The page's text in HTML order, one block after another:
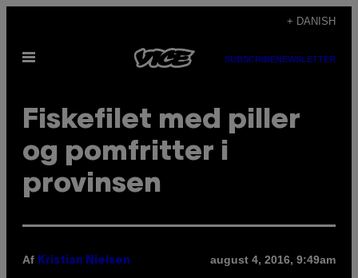
indhold
+ DANISH
Åbn
SUBSCRIBENEWSLETTER
Fiskefilet med piller
og pomfritter i
provinsen
Af Kristian Nielsen august 4, 2016, 9:49am